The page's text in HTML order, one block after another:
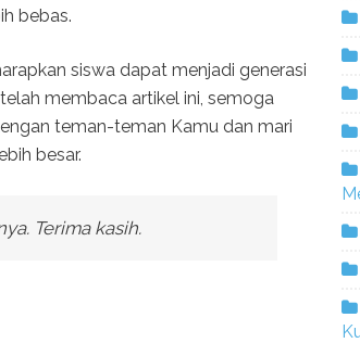
bebas.
siswa dapat menjadi generasi
membaca artikel ini, semoga
teman-teman Kamu dan mari
besar.
Terima kasih.